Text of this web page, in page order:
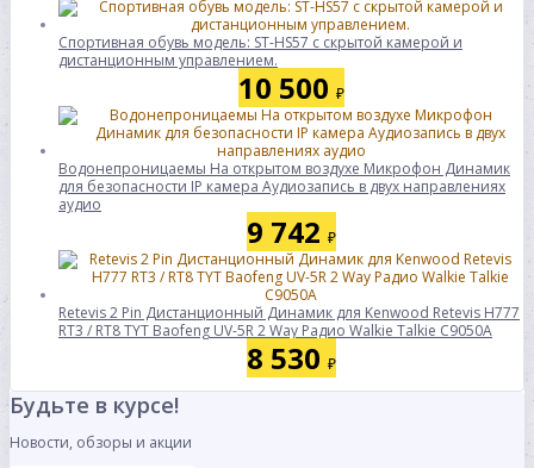
Спортивная обувь модель: ST-HS57 с скрытой камерой и
дистанционным управлением.
10 500 ₽
Водонепроницаемы На открытом воздухе Микрофон Динамик
для безопасности IP камера Аудиозапись в двух направлениях
аудио
9 742 ₽
Retevis 2 Pin Дистанционный Динамик для Kenwood Retevis H777
RT3 / RT8 TYT Baofeng UV-5R 2 Way Радио Walkie Talkie C9050A
8 530 ₽
Будьте в курсе!
Новости, обзоры и акции